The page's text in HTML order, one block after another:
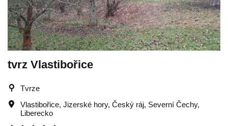
tvrz Vlastibořice
Tvrze
Vlastibořice, Jizerské hory, Český ráj, Severní Čechy,
Liberecko